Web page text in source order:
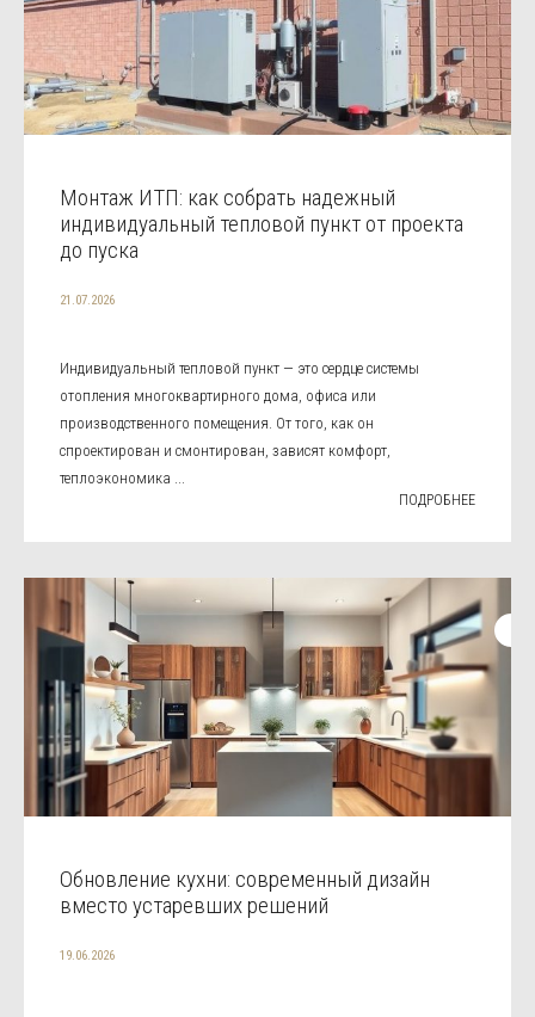
Монтаж ИТП: как собрать надежный
индивидуальный тепловой пункт от проекта
до пуска
21.07.2026
Индивидуальный тепловой пункт — это сердце системы
отопления многоквартирного дома, офиса или
производственного помещения. От того, как он
спроектирован и смонтирован, зависят комфорт,
теплоэкономика ...
ПОДРОБНЕЕ
Обновление кухни: современный дизайн
вместо устаревших решений
19.06.2026